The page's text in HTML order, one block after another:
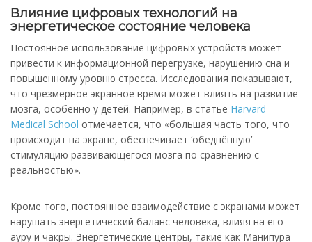
Влияние цифровых технологий на
энергетическое состояние человека
Постоянное использование цифровых устройств может
привести к информационной перегрузке, нарушению сна и
повышенному уровню стресса. Исследования показывают,
что чрезмерное экранное время может влиять на развитие
мозга, особенно у детей. Например, в статье Harvard
Medical School отмечается, что «большая часть того, что
происходит на экране, обеспечивает ‘обеднённую’
стимуляцию развивающегося мозга по сравнению с
реальностью». ​
Кроме того, постоянное взаимодействие с экранами может
нарушать энергетический баланс человека, влияя на его
ауру и чакры. Энергетические центры, такие как Манипура